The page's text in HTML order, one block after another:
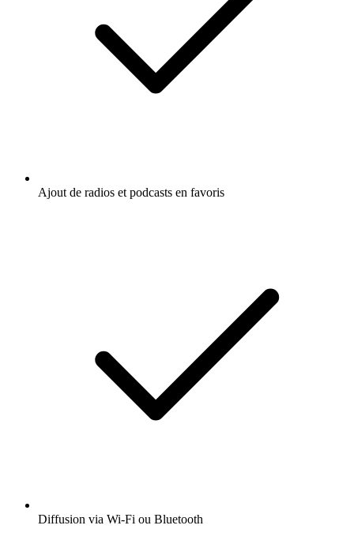
Ajout de radios et podcasts en favoris
Diffusion via Wi-Fi ou Bluetooth